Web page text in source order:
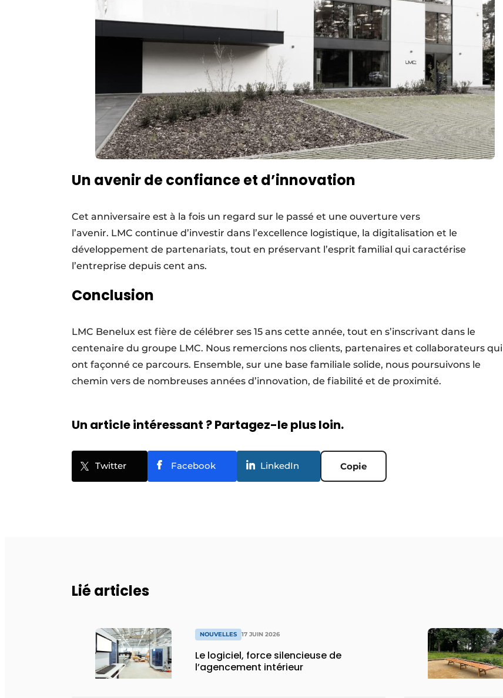
Un avenir de confiance et d’innovation
Cet anniversaire est à la fois un regard sur le passé et une ouverture vers
l’avenir. LMC continue d’investir dans l’excellence logistique, la digitalisation et le
développement de partenariats, tout en préservant l’esprit familial qui caractérise
l’entreprise depuis cent ans.
Conclusion
LMC Benelux est fière de célébrer ses 15 ans cette année, tout en s’inscrivant dans le
centenaire du groupe LMC. Nous remercions nos clients, partenaires et collaborateurs qui
ont façonné ce parcours. Ensemble, sur une base familiale solide, nous poursuivons le
chemin vers de nombreuses années d’innovation, de fiabilité et de proximité.
Un article intéressant ? Partagez-le plus loin.
Twitter Facebook LinkedIn Copie
Lié articles
NOUVELLES 17 JUIN 2026
Le logiciel, force silencieuse de
l’agencement intérieur